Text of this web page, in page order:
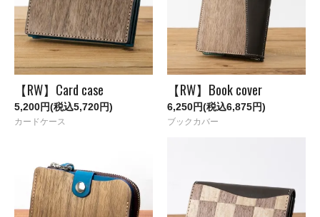
【RW】Card case
5,200円(税込5,720円)
カードケース
【RW】Book cover
6,250円(税込6,875円)
ブックカバー